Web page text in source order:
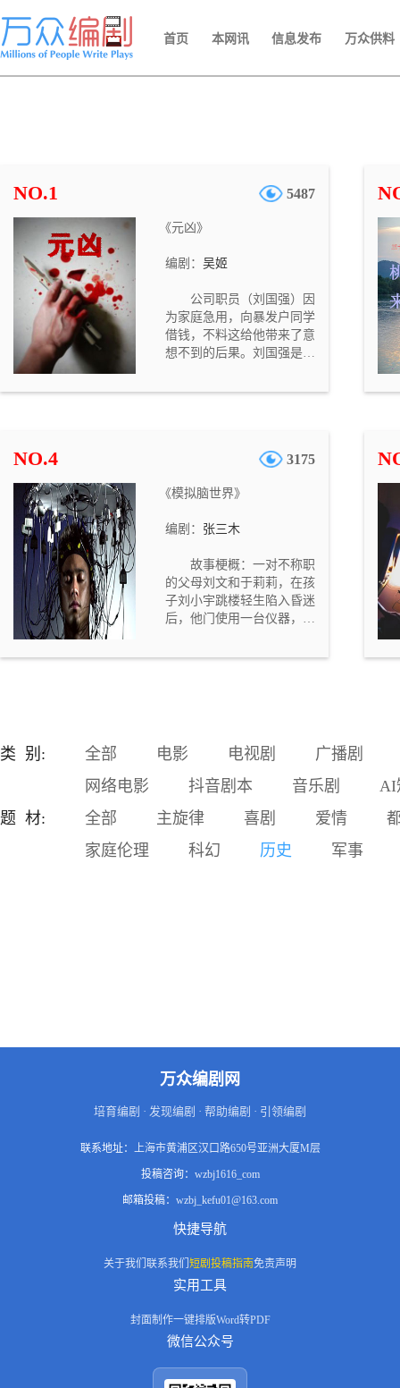
首页 本网讯 信息发布 万众供料
NO.1 5487
《元凶》
编剧： 吴姬
公司职员（刘国强）因
为家庭急用，向暴发户同学
借钱，不料这给他带来了意
想不到的后果。刘国强是一
子（郭艳）一向抱怨他没有
不爽。中学时，郭艳和马延
川一直暗恋着郭艳。刘国强
是因为父亲住院，需要大笔
自己平时很不喜欢的暴发户
同学（马延川）借钱。结
果，刘国强觉得越来越不
爽，他对借钱这事儿感到后
NO.4 3175
《模拟脑世界》
编剧： 张三木
故事梗概：一对不称职
的父母刘文和于莉莉，在孩
子刘小宇跳楼轻生陷入昏迷
后，他门使用一台仪器，进
的意识消失之前，重新唤醒
随着社会的发展，家长们望
子成龙的心情越来越迫切，
这种急切的心情强加给孩
子，从而造成了很多无法挽
回的悲剧。如果再给发生悲
生什么情况。身为父母，要
展和应用场景展开设想，并
下家庭教育和儿童心理的一
场，多次反转，吸引眼球。
类 别: 全部 电影 电视剧
广播剧
网络电影
抖音剧本 音乐剧
AI
题 材:
全部 主旋律 喜剧 爱情
家庭伦理
科幻 历史 军事
万众编剧网
培育编剧 · 发现编剧 · 帮助编剧 · 引领编剧
联系地址： 上海市黄浦区汉口路650号亚洲大厦M层
投稿咨询： wzbj1616_com
邮箱投稿： wzbj_kefu01@163.com
快捷导航
关于我们 联系我们 短剧投稿指南免责声明
实用工具
封面制作一键排版Word转PDF
微信公众号